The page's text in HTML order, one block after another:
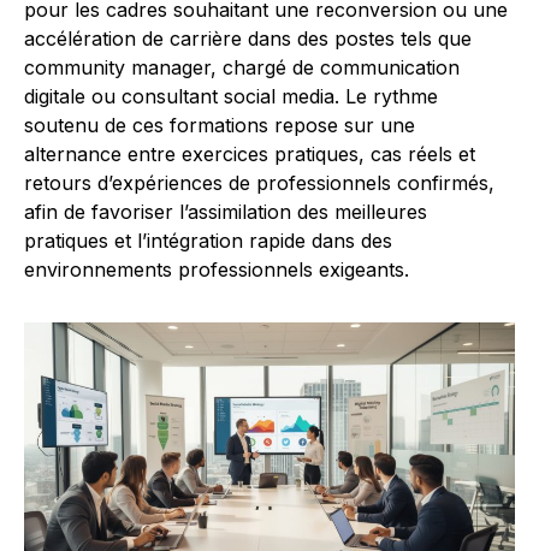
pour les cadres souhaitant une reconversion ou une
accélération de carrière dans des postes tels que
community manager, chargé de communication
digitale ou consultant social media. Le rythme
soutenu de ces formations repose sur une
alternance entre exercices pratiques, cas réels et
retours d’expériences de professionnels confirmés,
afin de favoriser l’assimilation des meilleures
pratiques et l’intégration rapide dans des
environnements professionnels exigeants.